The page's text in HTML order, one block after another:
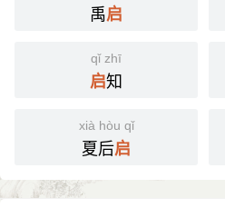
禹启
qǐ zhī
启知
xià hòu qǐ
夏后启